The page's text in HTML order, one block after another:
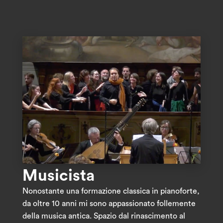
Musicista
Nonostante una formazione classica in pianoforte,
da oltre 10 anni mi sono appassionato follemente
della musica antica. Spazio dal rinascimento al